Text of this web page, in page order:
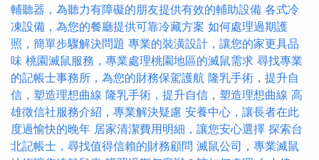
輔聽器，為聽力有障礙的朋友提供有效的輔助設備 各式冷
凍設備，為您的餐廳提供可靠冷藏方案 如何處理過期護
照，簡單步驟解決問題 專業的裝潢設計，讓您的家更具品
味 桃園滅鼠服務，專業處理桃園地區的滅鼠需求 尋找專業
的記帳士事務所，為您的財務保駕護航 隆乳手術，提升自
信，塑造理想曲線 隆乳手術，提升自信，塑造理想曲線 高
雄徵信社服務介紹，專業解決疑慮 安養中心，讓長者在此
度過愉快的晚年 居家清潔費用明細，讓您安心選擇 探索台
北記帳士，尋找值得信賴的財務顧問 滅鼠公司，專業滅鼠